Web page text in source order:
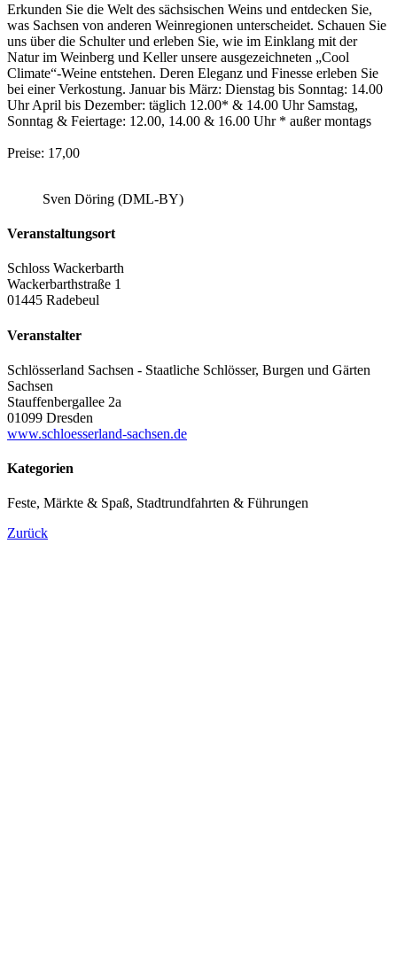
Erkunden Sie die Welt des sächsischen Weins und entdecken Sie,
was Sachsen von anderen Weinregionen unterscheidet. Schauen Sie
uns über die Schulter und erleben Sie, wie im Einklang mit der
Natur im Weinberg und Keller unsere ausgezeichneten „Cool
Climate“-Weine entstehen. Deren Eleganz und Finesse erleben Sie
bei einer Verkostung. Januar bis März: Dienstag bis Sonntag: 14.00
Uhr April bis Dezember: täglich 12.00* & 14.00 Uhr Samstag,
Sonntag & Feiertage: 12.00, 14.00 & 16.00 Uhr * außer montags
Preise: 17,00
Sven Döring (DML-BY)
Veranstaltungsort
Schloss Wackerbarth
Wackerbarthstraße 1
01445 Radebeul
Veranstalter
Schlösserland Sachsen - Staatliche Schlösser, Burgen und Gärten
Sachsen
Stauffenbergallee 2a
01099 Dresden
www.schloesserland-sachsen.de
Kategorien
Feste, Märkte & Spaß, Stadtrundfahrten & Führungen
Zurück